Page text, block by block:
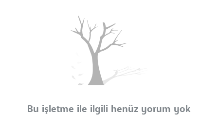
Bu işletme ile ilgili henüz yorum yok